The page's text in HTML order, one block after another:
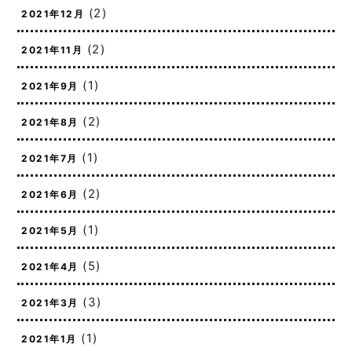
2021年12月(2)
2021年11月(2)
2021年9月(1)
2021年8月(2)
2021年7月 (1)
2021年6月(2)
2021年5月(1)
2021年4月(5)
2021年3月(3)